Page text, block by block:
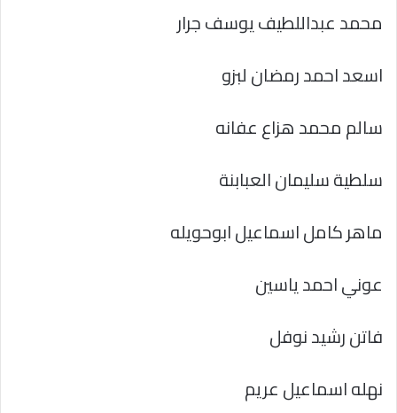
محمد عبداللطيف يوسف جرار
اسعد احمد رمضان لبزو
سالم محمد هزاع عفانه
سلطية سليمان العبابنة
ماهر كامل اسماعيل ابوحويله
عوني احمد ياسين
فاتن رشيد نوفل
نهله اسماعيل عريم